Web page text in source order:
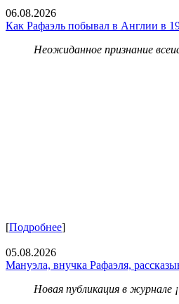
06.08.2026
Как Рафаэль побывал в Англии в
Неожиданное признание
[Подробнее]
05.08.2026
Мануэла, внучка Рафаэля,
Новая публикация в журнале